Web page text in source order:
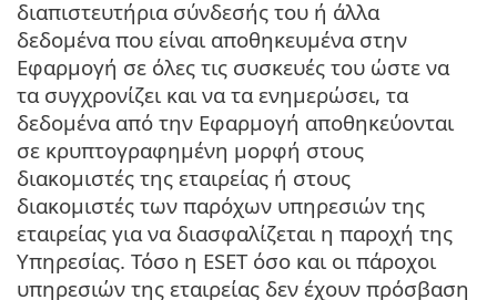
διαπιστευτήρια σύνδεσής του ή άλλα
δεδομένα που είναι αποθηκευμένα στην
Εφαρμογή σε όλες τις συσκευές του ώστε να
τα συγχρονίζει και να τα ενημερώσει, τα
δεδομένα από την Εφαρμογή αποθηκεύονται
σε κρυπτογραφημένη μορφή στους
διακομιστές της εταιρείας ή στους
διακομιστές των παρόχων υπηρεσιών της
εταιρείας για να διασφαλίζεται η παροχή της
Υπηρεσίας. Τόσο η ESET όσο και οι πάροχοι
υπηρεσιών της εταιρείας δεν έχουν πρόσβαση